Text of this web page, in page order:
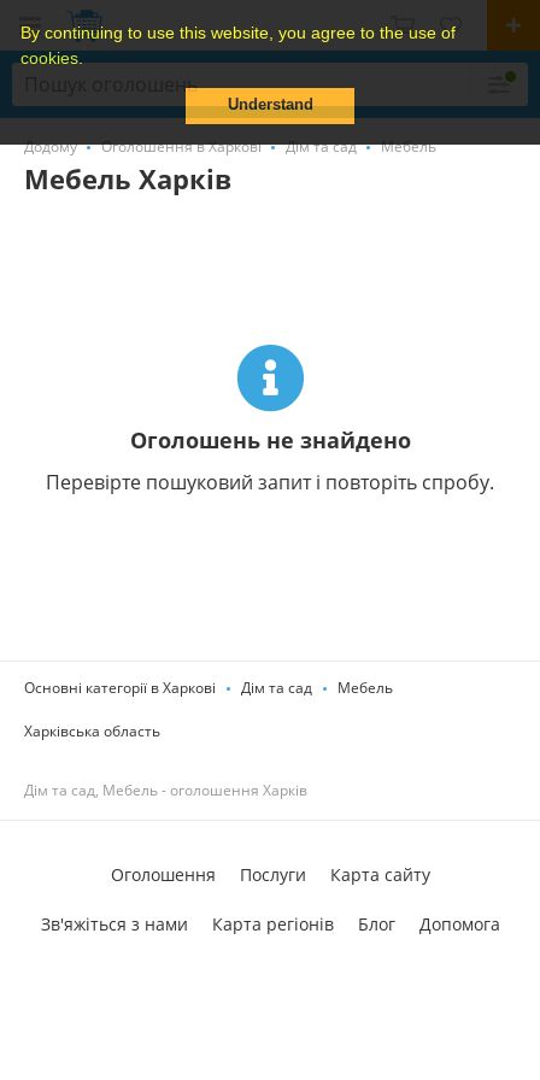
By continuing to use this website, you agree to the use of
cookies.
Understand
Додому Оголошення в Харкові Дім та сад Мебель
Мебель Харків
Оголошень не знайдено
Перевірте пошуковий запит і повторіть спробу.
Основні категорії в Харкові Дім та сад Мебель
Харківська область
Дім та сад, Мебель - оголошення Харків
Оголошення Послуги Карта сайту
Зв'яжіться з нами Карта регіонів Блог Допомога